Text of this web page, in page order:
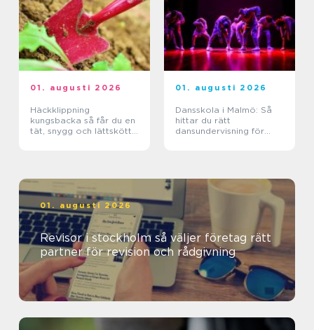
01. augusti 2026
Häckklippning
kungsbacka så får du en
tät, snygg och lättskött
01. augusti 2026
Dansskola i Malmö: Så
hittar du rätt
dansundervisning för
01. augusti 2026
Revisor i stockholm så väljer företag rätt
partner för revision och rådgivning